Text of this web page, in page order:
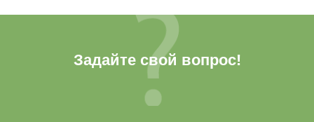
Задайте свой вопрос!